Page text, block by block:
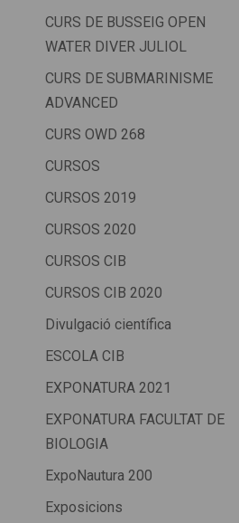
CURS DE BUSSEIG OPEN
WATER DIVER JULIOL
CURS DE SUBMARINISME
ADVANCED
CURS OWD 268
CURSOS
CURSOS 2019
CURSOS 2020
CURSOS CIB
CURSOS CIB 2020
Divulgació científica
ESCOLA CIB
EXPONATURA 2021
EXPONATURA FACULTAT DE
BIOLOGIA
ExpoNautura 200
Exposicions